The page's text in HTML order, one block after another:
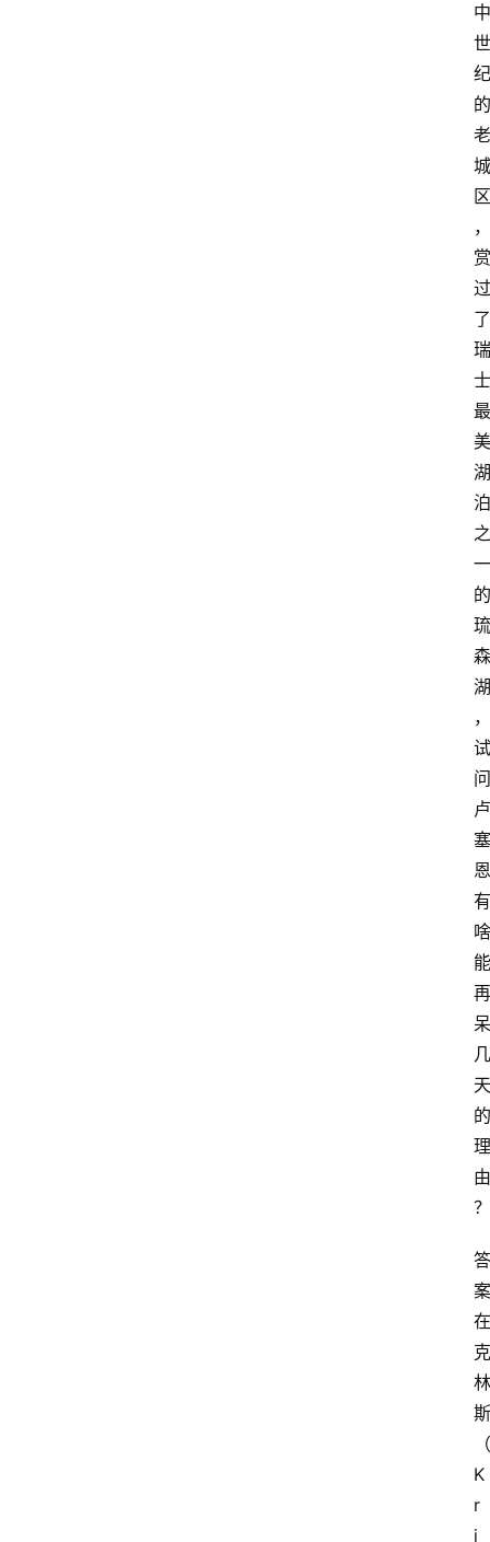
中
世
纪
的
老
城
区
，
赏
过
了
瑞
士
最
美
湖
泊
之
一
的
琉
森
湖
，
试
问
卢
塞
恩
有
啥
能
再
呆
几
天
的
理
由
？
答
案
在
克
林
斯
（
K
r
i